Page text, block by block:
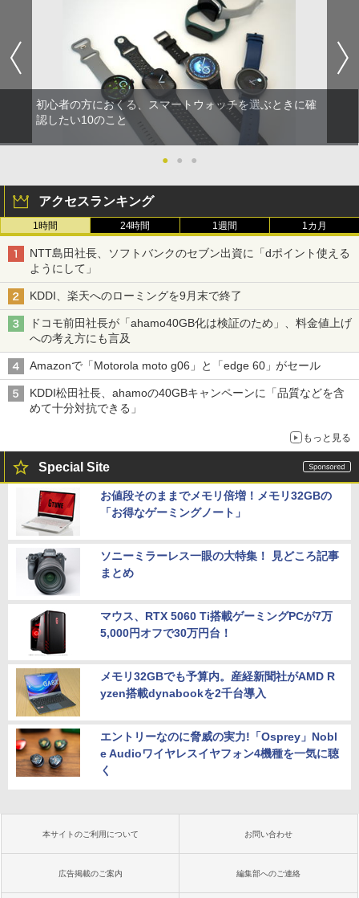
初心者の方におくる、スマートウォッチを選ぶときに確
認したい10のこと
● ● ●
アクセスランキング
1時間 24時間 1週間 1カ月
NTT島田社長、ソフトバンクのセブン出資に「dポイント使える
ようにして」
KDDI、楽天へのローミングを9月末で終了
ドコモ前田社長が「ahamo40GB化は検証のため」、料金値上げ
への考え方にも言及
Amazonで「Motorola moto g06」と「edge 60」がセール
KDDI松田社長、ahamoの40GBキャンペーンに「品質などを含
めて十分対抗できる」
もっと見る
Special Site
お値段そのままでメモリ倍増！メモリ32GBの
「お得なゲーミングノート」
ソニーミラーレス一眼の大特集！ 見どころ記事
まとめ
マウス、RTX 5060 Ti搭載ゲーミングPCが7万
5,000円オフで30万円台！
メモリ32GBでも予算内。産経新聞社がAMD R
yzen搭載dynabookを2千台導入
エントリーなのに脅威の実力!「Osprey」Nobl
e Audioワイヤレスイヤフォン4機種を一気に聴
く
本サイトのご利用について お問い合わせ
広告掲載のご案内 編集部へのご連絡